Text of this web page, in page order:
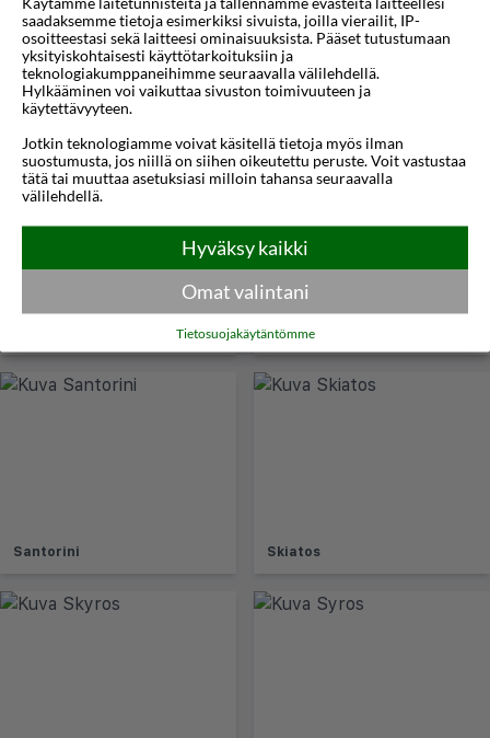
Poros
Samos
Santorini Skiatos
saadaksemme tietoja esimerkiksi sivuista, joilla vierailit, IP-
osoitteestasi sekä laitteesi ominaisuuksista. Pääset tutustumaan
yksityiskohtaisesti käyttötarkoituksiin ja
teknologiakumppaneihimme seuraavalla välilehdellä.
Hylkääminen voi vaikuttaa sivuston toimivuuteen ja
käytettävyyteen.
Jotkin teknologiamme voivat käsitellä tietoja myös ilman
suostumusta, jos niillä on siihen oikeutettu peruste. Voit vastustaa
tätä tai muuttaa asetuksiasi milloin tahansa seuraavalla
välilehdellä.
Hyväksy kaikki
Omat valintani
Tietosuojakäytäntömme